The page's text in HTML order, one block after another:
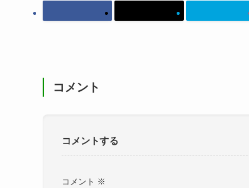
コメント
コメントする
コメント ※